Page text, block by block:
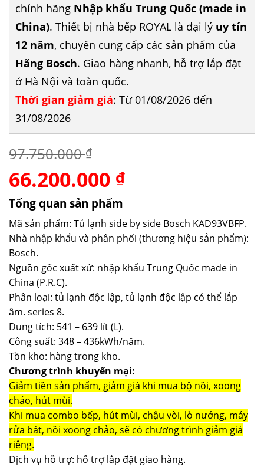
chính hãng Nhập khẩu Trung Quốc (made in
China). Thiết bị nhà bếp ROYAL là đại lý uy tín
12 năm, chuyên cung cấp các sản phẩm của
Hãng Bosch. Giao hàng nhanh, hỗ trợ lắp đặt
ở Hà Nội và toàn quốc.
Thời gian giảm giá: Từ 01/08/2026 đến
31/08/2026
97.750.000₫
Giá
gốc
là:
97.750.000 ₫.
66.200.000 ₫Giá
là:
66.200.000 ₫.
Tổng quan sản phẩm
Mã sản phẩm: Tủ lạnh side by side Bosch KAD93VBFP.
Nhà nhập khẩu và phân phối (thương hiệu sản phẩm):
Bosch.
Nguồn gốc xuất xứ: nhập khẩu Trung Quốc made in
China (P.R.C).
Phân loại: tủ lạnh độc lập, tủ lạnh độc lập có thể lắp
âm. series 8.
Dung tích: 541 – 639 lít (L).
Công suất: 348 – 436kWh/năm.
Tồn kho: hàng trong kho.
Chương trình khuyến mại:
Giảm tiền sản phẩm, giảm giá khi mua bộ nồi, xoong
chảo, hút mùi.
Khi mua combo bếp, hút mùi, chậu vòi, lò nướng, máy
rửa bát, nồi xoong chảo, sẽ có chương trình giảm giá
riêng.
Dịch vụ hỗ trợ: hỗ trợ lắp đặt giao hàng.